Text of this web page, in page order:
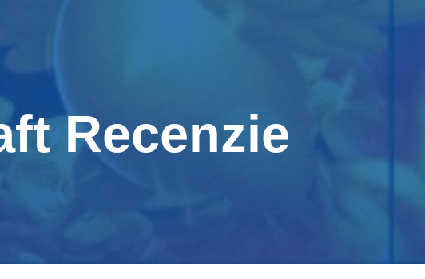
Recenzie